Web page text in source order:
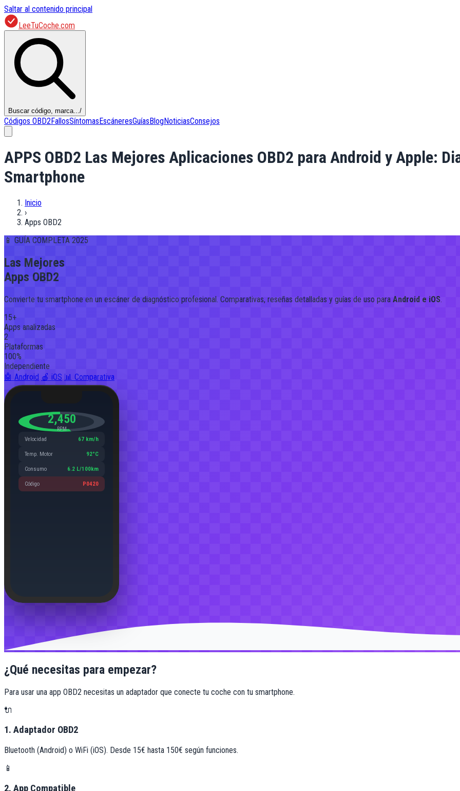
Saltar al contenido principal
LeeTuCoche.com
Buscar código, marca.../
Códigos OBD2FallosSíntomasEscáneresGuíasBlogNoticiasConsejos
APPS OBD2 Las Mejores Aplicaciones OBD2 para Android y Apple:
Smartphone
Inicio
›
Apps OBD2
📱
🔧
📊
📱 GUÍA COMPLETA 2025
Las Mejores
Apps OBD2
Convierte tu smartphone en un escáner de diagnóstico profesional. Comparativas, reseñas detalladas y guías de uso para Android e iOS.
15+
Apps analizadas
2
Plataformas
100%
Independiente
🤖 Android 🍎 iOS 📊 Comparativa
2,450
RPM
Velocidad 67 km/h
Temp. Motor 92°C
Consumo 6.2 L/100km
Código P0420
¿Qué necesitas para empezar?
Para usar una app OBD2 necesitas un adaptador que conecte tu coche con tu smartphone.
🔌
1. Adaptador OBD2
Bluetooth (Android) o WiFi (iOS). Desde 15€ hasta 150€ según funciones.
📱
2. App Compatible